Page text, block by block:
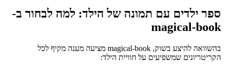
ספר ילדים עם תמונה של הילד: למה לבחור ב-
magical-book
בהשוואה להיצע בשוק, magical-book מציעה מענה מקיף לכל
הקריטריונים שמשפיעים על חוויית הילד: